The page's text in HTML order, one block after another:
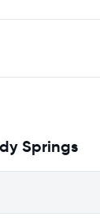
Springs